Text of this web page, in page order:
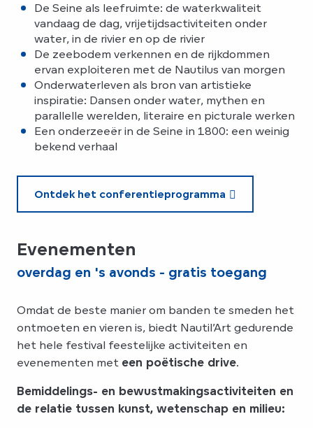
De Seine als leefruimte: de waterkwaliteit
vandaag de dag, vrijetijdsactiviteiten onder
water, in de rivier en op de rivier
De zeebodem verkennen en de rijkdommen
ervan exploiteren met de Nautilus van morgen
Onderwaterleven als bron van artistieke
inspiratie: Dansen onder water, mythen en
parallelle werelden, literaire en picturale werken
Een onderzeeër in de Seine in 1800: een weinig
bekend verhaal
Ontdek het conferentieprogramma
Evenementen
overdag en 's avonds - gratis toegang
Omdat de beste manier om banden te smeden het
ontmoeten en vieren is, biedt Nautil’Art gedurende
het hele festival feestelijke activiteiten en
evenementen met een poëtische drive.
Bemiddelings- en bewustmakingsactiviteiten en
de relatie tussen kunst, wetenschap en milieu: